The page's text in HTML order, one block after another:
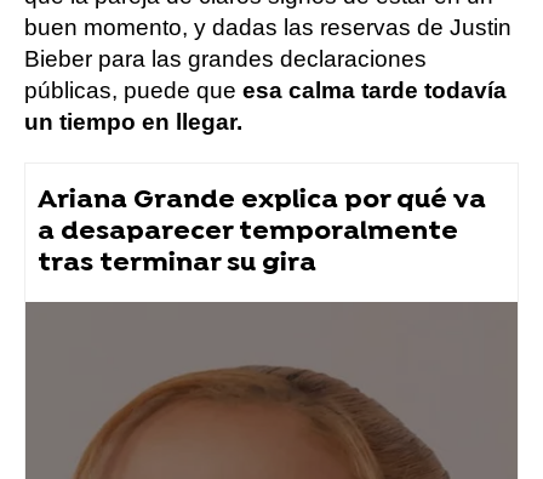
buen momento, y dadas las reservas de Justin
Bieber para las grandes declaraciones
públicas, puede que esa calma tarde todavía
un tiempo en llegar.
Ariana Grande explica por qué va
a desaparecer temporalmente
tras terminar su gira